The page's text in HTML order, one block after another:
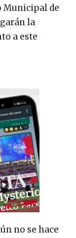
Municipal de
la
a este
no se hace